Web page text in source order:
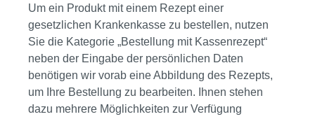
Um ein Produkt mit einem Rezept einer
gesetzlichen Krankenkasse zu bestellen, nutzen
Sie die Kategorie „Bestellung mit Kassenrezept“
neben der Eingabe der persönlichen Daten
benötigen wir vorab eine Abbildung des Rezepts,
um Ihre Bestellung zu bearbeiten. Ihnen stehen
dazu mehrere Möglichkeiten zur Verfügung